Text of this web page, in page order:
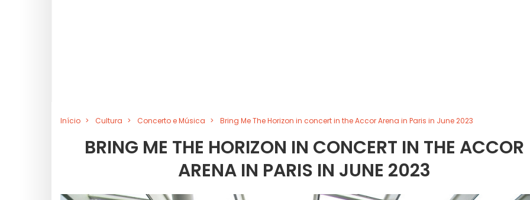
Início Cultura Concerto e Música Bring Me The Horizon in concert in the Accor Arena in Paris in June 2023
BRING ME THE HORIZON IN CONCERT IN THE ACCOR
ARENA IN PARIS IN JUNE 2023